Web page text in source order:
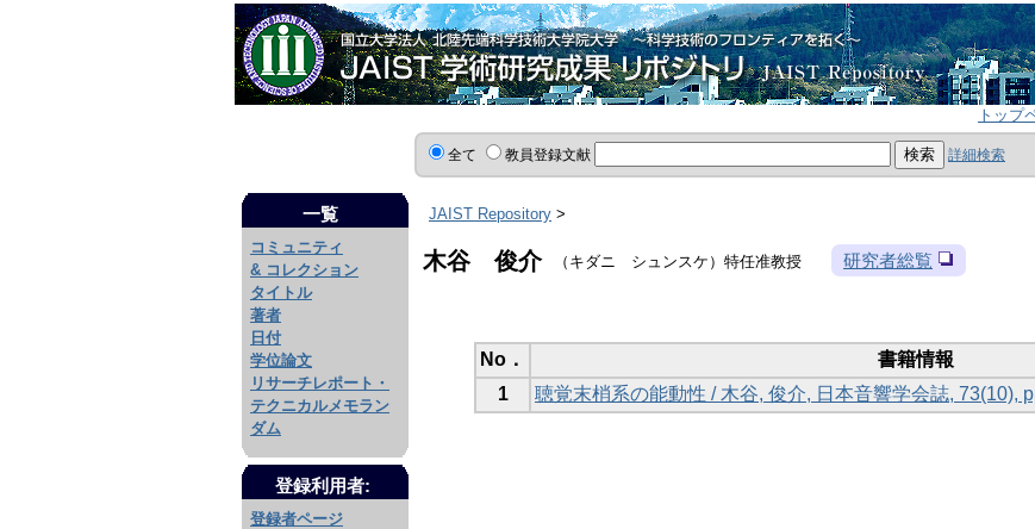
トップ
全て 教員登録文献 詳細検索
一覧
コミュニティ
& コレクション
タイトル
著者
日付
学位論文
リサーチレポート・
テクニカルメモラン
ダム
登録利用者:
登録者ページ
JAIST Repository >
木谷 俊介 （キダニ シュンスケ）特任准教授 研究者総覧
No．
書籍情報
1
聴覚末梢系の能動性 / 木谷, 俊介, 日本音響学会誌, 73(10),